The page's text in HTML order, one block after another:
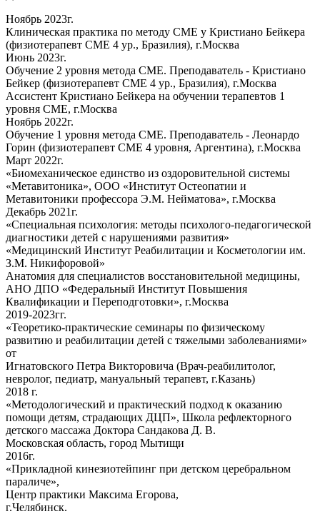
Ноябрь 2023г.
Клиническая практика по методу СМЕ у Кристиано Бейкера
(физиотерапевт СМЕ 4 ур., Бразилия), г.Москва
Июнь 2023г.
Обучение 2 уровня метода СМЕ. Преподаватель - Кристиано
Бейкер (физиотерапевт СМЕ 4 ур., Бразилия), г.Москва
Ассистент Кристиано Бейкера на обучении терапевтов 1
уровня СМЕ, г.Москва
Ноябрь 2022г.
Обучение 1 уровня метода СМЕ. Преподаватель - Леонардо
Горин (физиотерапевт СМЕ 4 уровня, Аргентина), г.Москва
Март 2022г.
«Биомеханическое единство из оздоровительной системы
«Метавитоника», ООО «Институт Остеопатии и
Метавитоники профессора Э.М. Нейматова», г.Москва
Декабрь 2021г.
«Специальная психология: методы психолого-педагогической
диагностики детей с нарушениями развития»
«Медицинский Институт Реабилитации и Косметологии им.
З.М. Никифоровой»
Анатомия для специалистов восстановительной медицины,
АНО ДПО «Федеральный Институт Повышения
Квалификации и Переподготовки», г.Москва
2019-2023гг.
«Теоретико-практические семинары по физическому
развитию и реабилитации детей с тяжелыми заболеваниями»
от
Игнатовского Петра Викторовича (Врач-реабилитолог,
невролог, педиатр, мануальный терапевт, г.Казань)
2018 г.
«Методологический и практический подход к оказанию
помощи детям, страдающих ДЦП», Школа рефлекторного
детского массажа Доктора Сандакова Д. В.
Московская область, город Мытищи
2016г.
«Прикладной кинезиотейпинг при детском церебральном
параличе»,
Центр практики Максима Егорова,
г.Челябинск.